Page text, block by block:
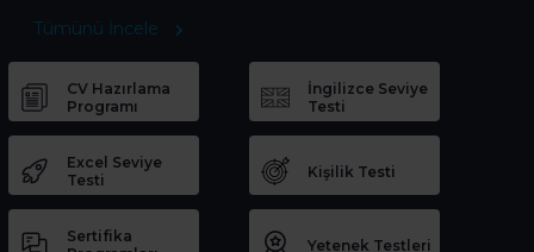
Tümünü İncele
CV Hazırlama
Programı
İngilizce Seviye
Testi
Excel Seviye
Testi
Kişilik Testi
Sertifika
Yetenek Testleri